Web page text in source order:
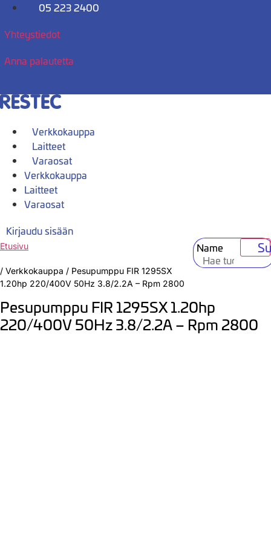
Mene
05 223 2400
Yhteystiedot
Anna palautetta
Verkkokauppa
Laitteet
Varaosat
Verkkokauppa
Laitteet
Varaosat
Kirjaudu sisään
Name
Etusivu
/ Verkkokauppa / Pesupumppu FIR 1295SX
1.20hp 220/400V 50Hz 3.8/2.2A – Rpm 2800
Pesupumppu FIR 1295SX 1.20hp
220/400V 50Hz 3.8/2.2A – Rpm 2800